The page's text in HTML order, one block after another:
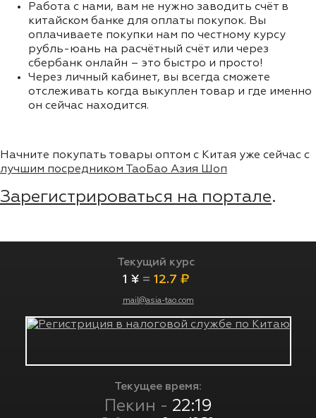
Работа с нами, вам не нужно заводить счёт в
китайском банке для оплаты покупок. Вы
оплачиваете покупки нам по честному курсу
рубль-юань на расчётный счёт или через
сбербанк онлайн – это быстро и просто!
Через личный кабинет, вы всегда сможете
отслеживать когда выкуплен товар и где именно
он сейчас находится.
Начните покупать товары оптом с Китая уже сейчас с
лучшим посредником ТаоБао Азия Шоп
Зарегистрироваться на портале.
Текущий курс
1 ¥ = 12.7 ₽
mail@asia-tao.com
Текущее время:
Пекин - 22:19